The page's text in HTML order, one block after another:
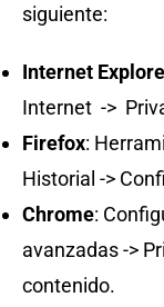
siguiente:
Internet
Internet ->
Firefox:
Historial ->
Chrome:
avanzadas ->
contenido.